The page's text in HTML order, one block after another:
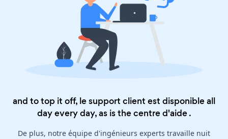
and to top it off, le support client est disponible all
day every day, as is thecentre d'aide.
De plus, notre équipe d'ingénieurs experts travaille nuit